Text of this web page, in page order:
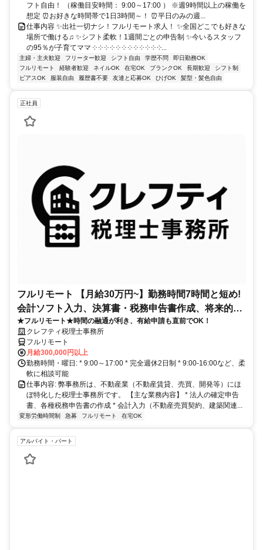
フト自由！ （稼働目安時間： 9:00～17:00 ） ※週9時間以上の稼働を
想定 ⏰お好きな時間帯で1日3時間～！ ⏰平日のみの週...
仕事内容 ✨出社一切ナシ！フルリモート求人！ ✨全国どこでも好きな
場所で働ける♫ ✨シフト柔軟！1週間ごとの申告制 ✨今いるスタッフ
の95％が子育てママ ༶ ༶ ༶ ༶ ༶ ༶ ༶ ༶ ༶ ༶ ༶ ༶...
主婦・主夫歓迎 フリーター歓迎 シフト自由 学歴不問
即日勤務OK
フルリモート
経験者歓迎 ネイルOK 在宅OK ブランクOK 長期歓迎
シフト制
ピアスOK
服装自由 履歴書不要 友達と応募OK ひげOK 髪型・髪色自由
正社員
フルリモート 【月給30万円~】勤務時間7時間と短め!
会計ソフト入力、決算書・税務申告書作成、将来的に
決算説明も
★フルリモート★時間の融通が利き、有給申請も直前でOK！
クレフティ税理士事務所
フルリモート
月給300,000円以上
勤務時間・曜日: * 9:00～17:00 * 完全週休2日制 * 9:00-16:00など、柔
軟に相談可能
仕事内容: 弊事務所は、不動産業（不動産賃貸、売買、開発等）にほ
ぼ特化した税理士事務所です。 【主な業務内容】 * 法人の確定申告
書、各種税務申告書の作成 * 会計入力（不動産売買契約、建築関連...
変形労働時間制 急募 フルリモート 在宅OK
アルバイト・パート